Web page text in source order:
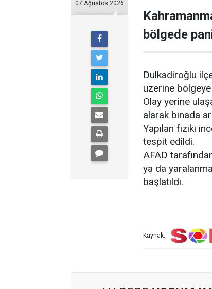
07 Ağustos 2026
bölgede
Dulkadiroğlu
üzerine
Olay yerine
alarak binada
Yapılan fiziki
tespit edildi.
AFAD
ya da
başlatıldı.
Kaynak: